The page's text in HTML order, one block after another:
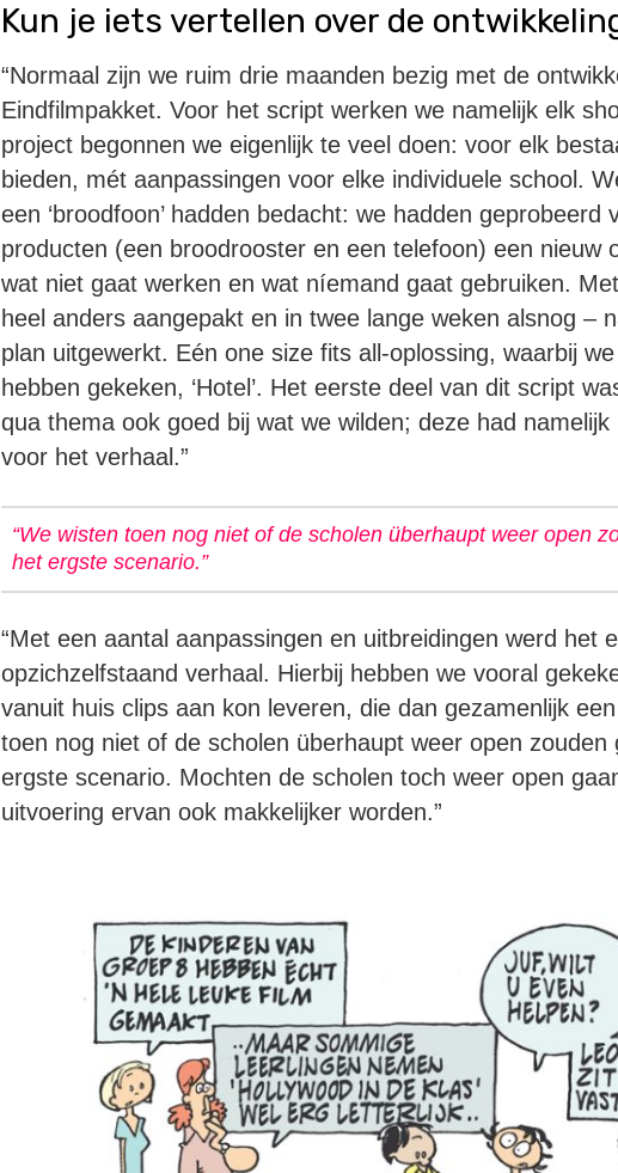
Kun je iets vertellen over de
“Normaal zijn we ruim drie maanden bezig met de
Eindfilmpakket. Voor het script werken we namelijk elk
project begonnen we eigenlijk te veel doen: voor elk
bieden, mét aanpassingen voor elke individuele school.
een ‘broodfoon’ hadden bedacht: we hadden
producten (een broodrooster en een telefoon) een nieuw
wat niet gaat werken en wat níemand gaat gebruiken.
heel anders aangepakt en in twee lange weken alsnog –
plan uitgewerkt. Eén one size fits all-oplossing, waarbij
hebben gekeken, ‘Hotel’. Het eerste deel van dit script
qua thema ook goed bij wat we wilden; deze had
voor het verhaal.”
“We wisten toen nog niet of de scholen überhaupt weer open
het ergste scenario.”
“Met een aantal aanpassingen en uitbreidingen werd het
opzichzelfstaand verhaal. Hierbij hebben we vooral
vanuit huis clips aan kon leveren, die dan gezamenlijk
toen nog niet of de scholen überhaupt weer open
ergste scenario. Mochten de scholen toch weer open
uitvoering ervan ook makkelijker worden.”